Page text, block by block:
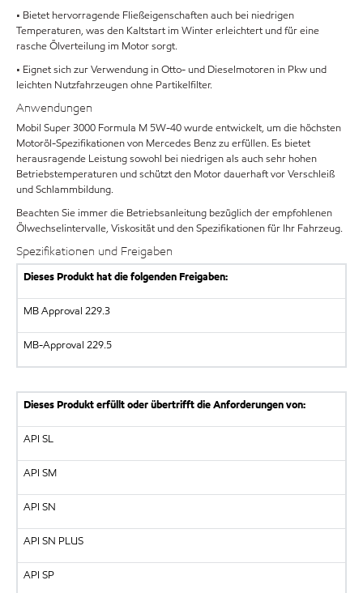
• Bietet hervorragende Fließeigenschaften auch bei niedrigen
Temperaturen, was den Kaltstart im Winter erleichtert und für eine
rasche Ölverteilung im Motor sorgt.
• Eignet sich zur Verwendung in Otto- und Dieselmotoren in Pkw und
leichten Nutzfahrzeugen ohne Partikelfilter.
Anwendungen
Mobil Super 3000 Formula M 5W-40 wurde entwickelt, um die höchsten
Motoröl-Spezifikationen von Mercedes Benz zu erfüllen. Es bietet
herausragende Leistung sowohl bei niedrigen als auch sehr hohen
Betriebstemperaturen und schützt den Motor dauerhaft vor Verschleiß
und Schlammbildung.
Beachten Sie immer die Betriebsanleitung bezüglich der empfohlenen
Ölwechselintervalle, Viskosität und den Spezifikationen für Ihr Fahrzeug.
Spezifikationen und Freigaben
Dieses Produkt hat die folgenden Freigaben:
MB Approval 229.3
MB-Approval 229.5
Dieses Produkt erfüllt oder übertrifft die Anforderungen von:
API SL
API SM
API SN
API SN PLUS
API SP